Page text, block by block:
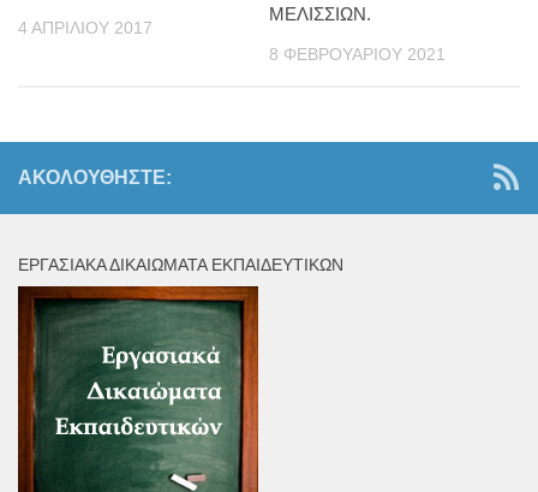
4 ΑΠΡΙΛΊΟΥ 2017
ΜΕΛΙΣΣΙΩΝ.
8 ΦΕΒΡΟΥΑΡΊΟΥ 2021
ΑΚΟΛΟΥΘΉΣΤΕ:
ΕΡΓΑΣΙΑΚΆ ΔΙΚΑΙΏΜΑΤΑ ΕΚΠΑΙΔΕΥΤΙΚΏΝ